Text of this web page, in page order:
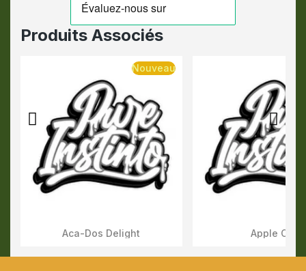
Produits Associés
Aperçu Rapide
Nouveau
Aca-Dos Delight Aperçu
Apple OG